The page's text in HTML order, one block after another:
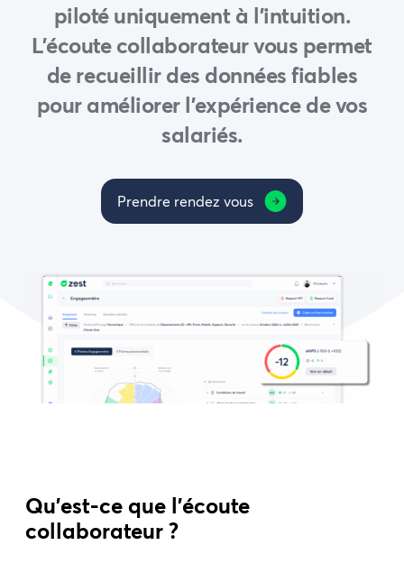
piloté uniquement à l’intuition.
L’écoute collaborateur vous permet
de recueillir des données fiables
pour améliorer l’expérience de vos
salariés.
Prendre rendez vous
Qu’est-ce que l’écoute
collaborateur ?